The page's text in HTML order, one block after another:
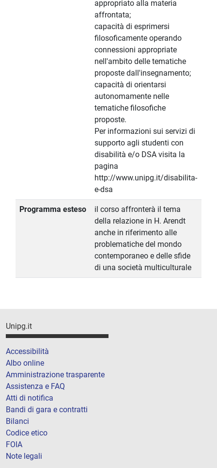
appropriato alla materia
affrontata;
capacità di esprimersi
filosoficamente operando
connessioni appropriate
nell'ambito delle tematiche
proposte dall'insegnamento;
capacità di orientarsi
autonomamente nelle
tematiche filosofiche
proposte.
Per informazioni sui servizi di
supporto agli studenti con
disabilità e/o DSA visita la
pagina
http://www.unipg.it/disabilita-
e-dsa
Programma esteso
il corso affronterà il tema
della relazione in H. Arendt
anche in riferimento alle
problematiche del mondo
contemporaneo e delle sfide
di una società multiculturale
Unipg.it
Accessibilità
Albo online
Amministrazione trasparente
Assistenza e FAQ
Atti di notifica
Bandi di gara e contratti
Bilanci
Codice etico
FOIA
Note legali